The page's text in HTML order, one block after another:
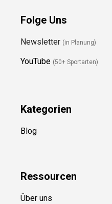
Folge Uns
Newsletter (in Planung)
YouTube (50+ Sportarten)
Kategorien
Blog
Ressourcen
Über uns